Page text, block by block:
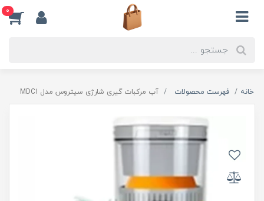
0
خانه فهرست محصولات آب مرکبات گیری شارژی سیتروس مدل MDC1